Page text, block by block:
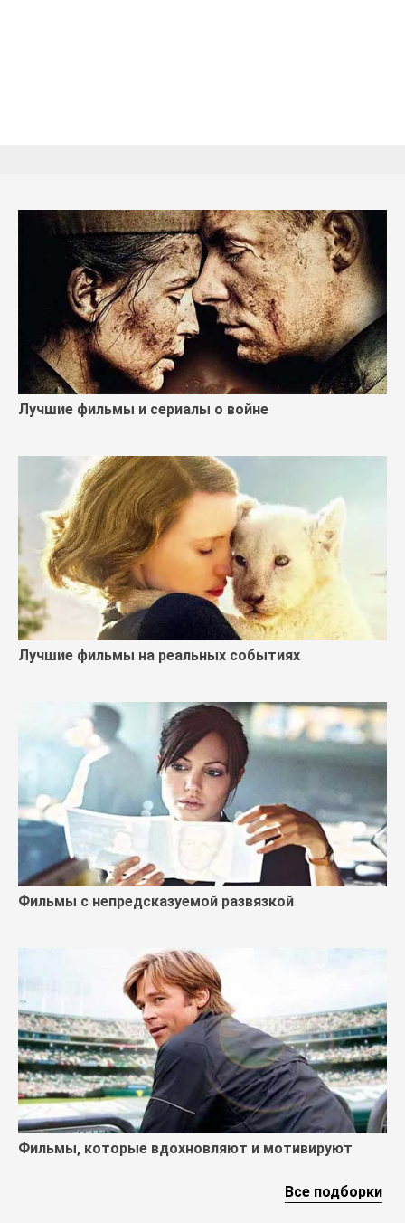
Лучшие фильмы и сериалы о войне
Лучшие фильмы на реальных событиях
Фильмы с непредсказуемой развязкой
Фильмы, которые вдохновляют и мотивируют
Все подборки